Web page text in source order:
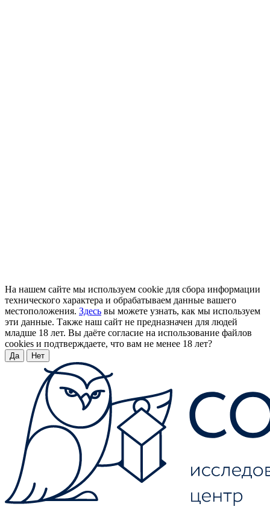
На нашем сайте мы используем cookie для сбора информации
технического характера и обрабатываем данные вашего
местоположения. Здесь вы можете узнать, как мы используем
эти данные. Также наш сайт не предназначен для людей
младше 18 лет. Вы даёте согласие на использование файлов
cookies и подтверждаете, что вам не менее 18 лет?
Да Нет